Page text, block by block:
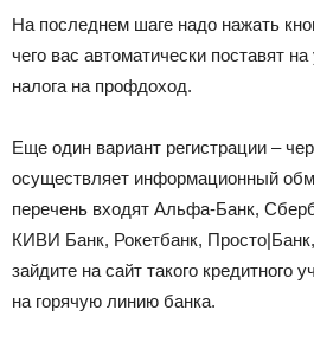
На последнем шаге надо нажать
чего вас автоматически поставят
налога на профдоход.
Еще один вариант регистрации –
осуществляет информационный
перечень входят Альфа-Банк,
КИВИ Банк, Рокетбанк,
зайдите на сайт такого кредитного
на горячую линию банка.